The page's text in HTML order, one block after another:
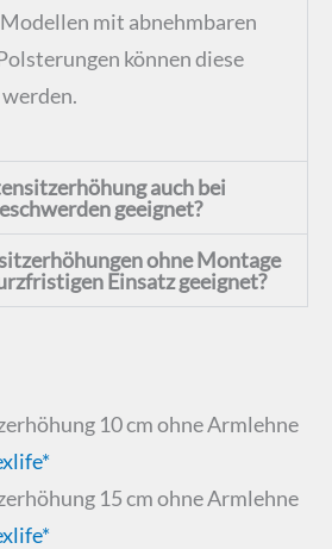
mit abnehmbaren
können diese
auch bei
geeignet?
ohne Montage
Einsatz geeignet?
10 cm ohne Armlehne
15 cm ohne Armlehne